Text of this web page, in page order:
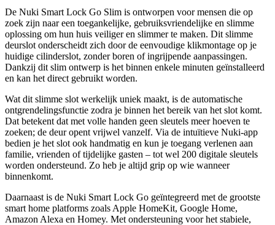
De Nuki Smart Lock Go Slim is ontworpen voor mensen die op
zoek zijn naar een toegankelijke, gebruiksvriendelijke en slimme
oplossing om hun huis veiliger en slimmer te maken. Dit slimme
deurslot onderscheidt zich door de eenvoudige klikmontage op je
huidige cilinderslot, zonder boren of ingrijpende aanpassingen.
Dankzij dit slim ontwerp is het binnen enkele minuten geïnstalleerd
en kan het direct gebruikt worden.
Wat dit slimme slot werkelijk uniek maakt, is de automatische
ontgrendelingsfunctie zodra je binnen het bereik van het slot komt.
Dat betekent dat met volle handen geen sleutels meer hoeven te
zoeken; de deur opent vrijwel vanzelf. Via de intuïtieve Nuki-app
bedien je het slot ook handmatig en kun je toegang verlenen aan
familie, vrienden of tijdelijke gasten – tot wel 200 digitale sleutels
worden ondersteund. Zo heb je altijd grip op wie wanneer
binnenkomt.
Daarnaast is de Nuki Smart Lock Go geïntegreerd met de grootste
smart home platforms zoals Apple HomeKit, Google Home,
Amazon Alexa en Homey. Met ondersteuning voor het stabiele,